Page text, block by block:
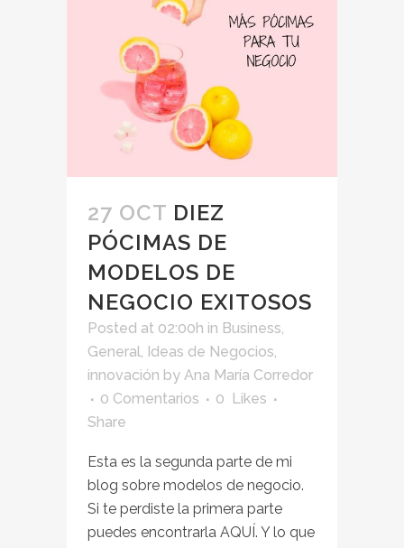
27 OCT DIEZ
PÓCIMAS DE
MODELOS DE
NEGOCIO EXITOSOS
Posted at 02:00h in Business,
General, Ideas de Negocios,
innovación by Ana María Corredor
0 Comentarios
0 Likes
Share
Esta es la segunda parte de mi
blog sobre modelos de negocio.
Si te perdiste la primera parte
puedes encontrarla AQUÍ. Y lo que